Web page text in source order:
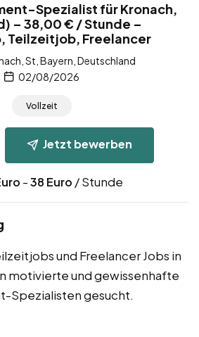
Spezialist für Kronach,
– 38,00 € / Stunde –
Teilzeitjob, Freelancer
St, Bayern, Deutschland
02/08/2026
Vollzeit
Jetzt bewerben
-38 Euro / Stunde
und Freelancer Jobs in
motivierte und gewissenhafte
Spezialisten gesucht.